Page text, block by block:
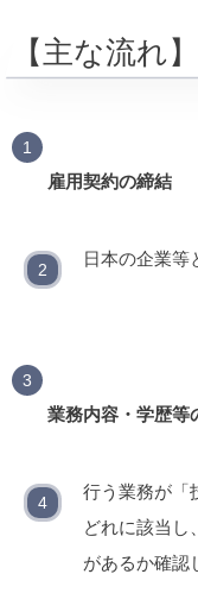
【主な流れ】
雇用契約の締結
日本の企業等
業務内容・学歴等
行う業務が「
どれに該当し
があるか確認